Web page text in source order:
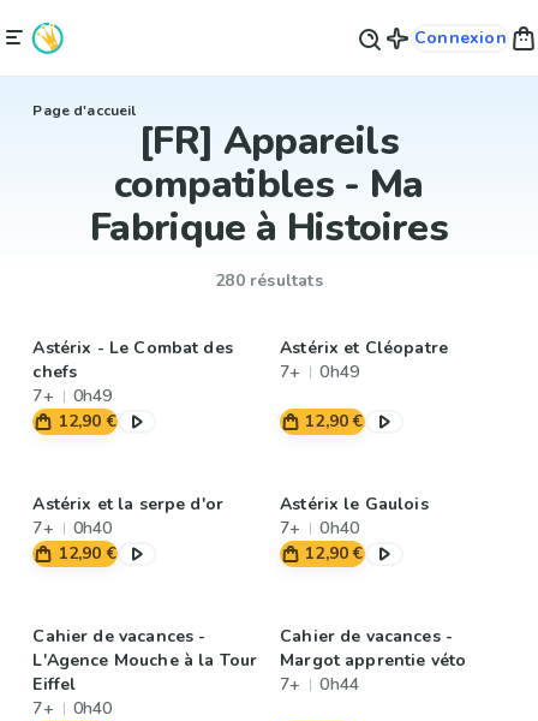
Connexion
Page d'accueil
[FR] Appareils
compatibles - Ma
Fabrique à Histoires
280 résultats
Astérix - Le Combat des
chefs
7+
0h49
12,90 €
Astérix et Cléopatre
7+
0h49
12,90 €
Astérix et la serpe d'or
7+
0h40
12,90 €
Astérix le Gaulois
7+
0h40
12,90 €
Cahier de vacances -
L'Agence Mouche à la Tour
Eiffel
7+
0h40
Cahier de vacances -
Margot apprentie véto
7+
0h44